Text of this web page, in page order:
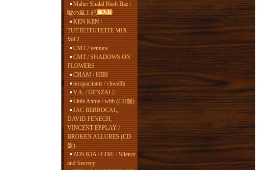
Maher Shalal Hash Baz /
嘘の風土記
KEN KEN /
TUTTETTUTETTE MIX
Vol.2
CMT / ventura
CMT / SHADOWS ON
FLOWERS
CHAM / HIBI
incapacitants / chwalfa
V.A. / GENZAI 2
Little Annie / with (CD盤)
JAC BERROCAL,
DAVID FENECH,
VINCENT EPPLAY /
BROKEN ALLURES (CD
盤)
ZOS KIA / COIL / Silence
and Secrecy